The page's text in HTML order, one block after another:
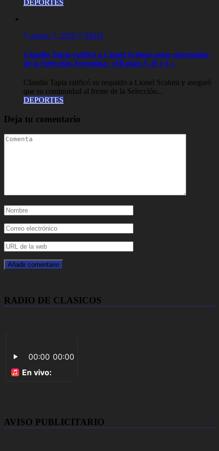
DEPORTES
agosto 7, 2026 MAD
Claudio Tapia ratificó a Lionel Scaloni como entrenador
de la Selección Argentina: «Mi plan A, B y C»
Claudio Tapia ratificó su respaldo a Lionel Scaloni y aseguró
que su continuidad al frente de la Selección...
DEPORTES
Deja tu comentario
RADIO DE CLASICOS
AVISO PUBLICITARIO